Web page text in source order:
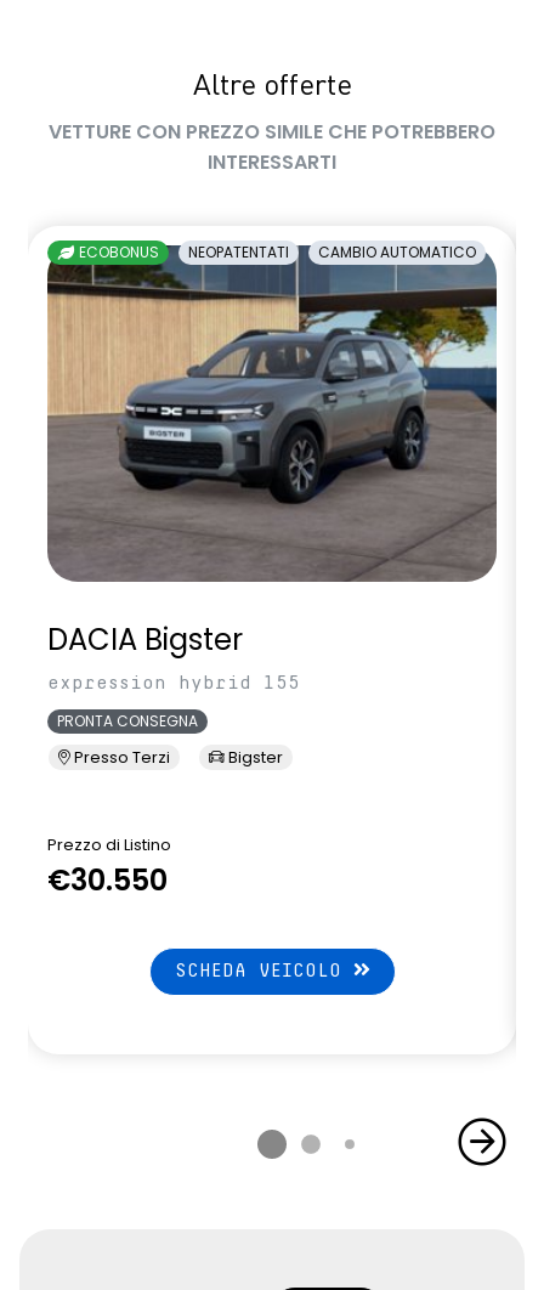
sedili posteriori ripiegabili 1/3 - 2/3
sellerie in tessuto nero melange e tessuto nero titanio con
sistema di controllo della pressione pneumatici indiretto
sistema di frenata d'emergenza attiva
sistema multimediale openR link 10.4" con Google integrato
volante in pelle
Altre offerte
VETTURE CON PREZZO SIMILE CHE POTREBBERO
INTERESSARTI
ECOBONUS NEOPATENTATI CAMBIO AUTOMATICO
DACIA Bigster
expression hybrid 155
PRONTA CONSEGNA
Presso Terzi Bigster
Prezzo di Listino
€30.550
SCHEDA VEICOLO